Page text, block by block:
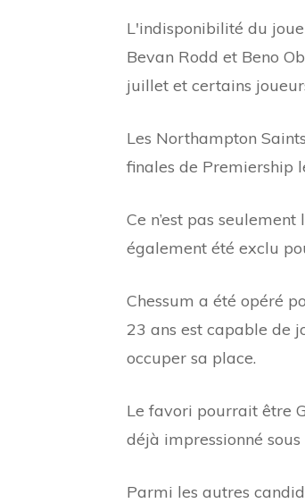
L'indisponibilité du
Bevan Rodd et Beno
juillet et certains
Les Northampton
finales de Premiership
Ce n’est pas
également été exclu
Chessum a été opéré
23 ans est capable de
occuper sa place.
Le favori pourrait être
déjà impressionné
Parmi les autres